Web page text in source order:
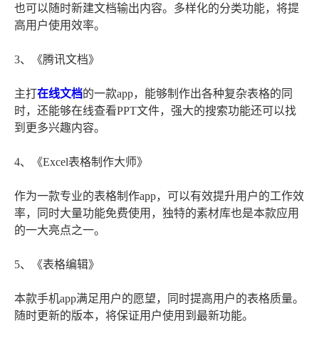
也可以随时新建文档输出内容。多样化的分类功能，将提
高用户使用效率。
3、《腾讯文档》
主打在线文档的一款app，能够制作出各种复杂表格的同
时，还能够在线查看PPT文件，强大的搜索功能还可以找
到更多兴趣内容。
4、《Excel表格制作大师》
作为一款专业的表格制作app，可以有效提升用户的工作效
率，同时大量功能免费使用，独特的素材库也是本款应用
的一大亮点之一。
5、《表格编辑》
本款手机app满足用户的愿望，同时提高用户的表格质量。
随时更新的版本，将保证用户使用到最新功能。